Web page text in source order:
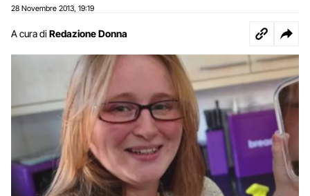
28 Novembre 2013 19:19
A cura di Redazione Donna